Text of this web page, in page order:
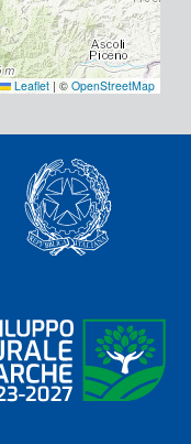
Leaflet | © OpenStreetMap